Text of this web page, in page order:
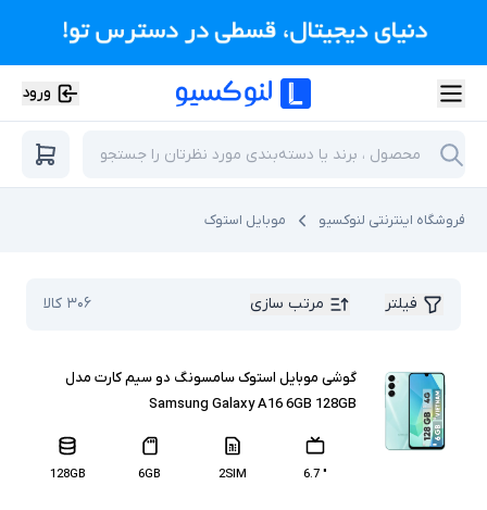
ورود
فروشگاه اینترنتی لنوکسیو موبایل استوک
فیلتر مرتب سازی ۳۰۶ کالا
گوشی موبایل استوک سامسونگ دو سیم کارت مدل
Samsung Galaxy A16 6GB 128GB
" 6.7
2SIM
6GB
128GB